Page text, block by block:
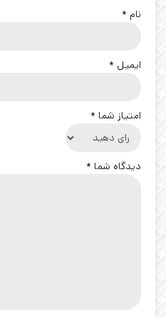
نام *
ایمیل *
امتیاز شما *
دیدگاه شما *